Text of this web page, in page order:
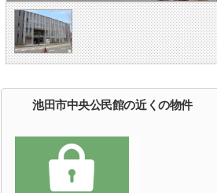
池田市中央公民館の近くの物件